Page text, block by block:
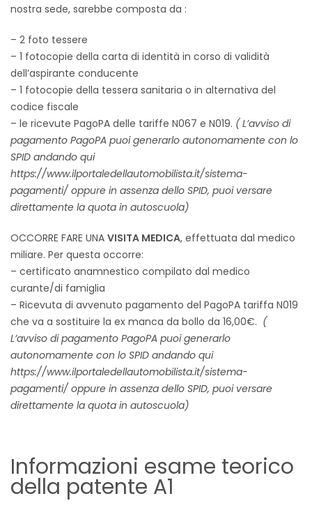
nostra sede, sarebbe composta da :
– 2 foto tessere
– 1 fotocopie della carta di identità in corso di validità
dell’aspirante conducente
– 1 fotocopie della tessera sanitaria o in alternativa del
codice fiscale
– le ricevute PagoPA delle tariffe N067 e N019. ( L’avviso di
pagamento PagoPA puoi generarlo autonomamente con lo
SPID andando qui
https://www.ilportaledellautomobilista.it/sistema-
pagamenti/ oppure in assenza dello SPID, puoi versare
direttamente la quota in autoscuola)
OCCORRE FARE UNA VISITA MEDICA, effettuata dal medico
miliare. Per questa occorre:
– certificato anamnestico compilato dal medico
curante/di famiglia
– Ricevuta di avvenuto pagamento del PagoPA tariffa N019
che va a sostituire la ex manca da bollo da 16,00€. (
L’avviso di pagamento PagoPA puoi generarlo
autonomamente con lo SPID andando qui
https://www.ilportaledellautomobilista.it/sistema-
pagamenti/ oppure in assenza dello SPID, puoi versare
direttamente la quota in autoscuola)
Informazioni esame teorico
della patente A1